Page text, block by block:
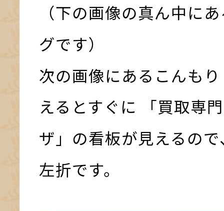
（下の画像の真ん中に
グです）
次の画像にあるこんも
えるとすぐに 「買取専
ザ」の看板が見えるの
左折です。